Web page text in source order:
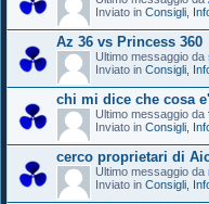
Inviato in Consigli,
Az 36 vs Princess 360
Ultimo messaggio da
Inviato in Consigli,
chi mi dice che cosa
Ultimo messaggio da
Inviato in Consigli,
cerco proprietari di
Ultimo messaggio da
Inviato in Consigli,